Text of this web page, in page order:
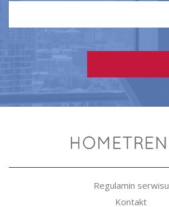
Regulamin serwisu
Kontakt